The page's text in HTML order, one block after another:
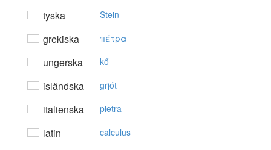
tyska Stein
grekiska πέτρα
ungerska kő
isländska grjót
italienska pietra
latin calculus